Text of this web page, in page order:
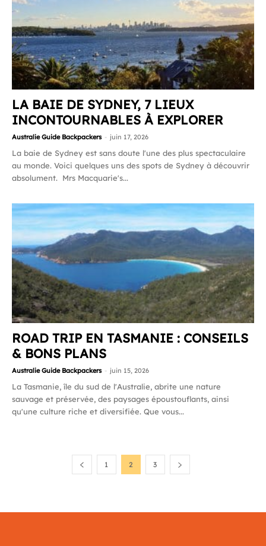
LA BAIE DE SYDNEY, 7 LIEUX
INCONTOURNABLES À EXPLORER
Australie Guide Backpackers - juin 17, 2026
La baie de Sydney est sans doute l'une des plus spectaculaire
au monde. Voici quelques uns des spots de Sydney à découvrir
absolument. Mrs Macquarie's...
ROAD TRIP EN TASMANIE : CONSEILS
& BONS PLANS
Australie Guide Backpackers - juin 15, 2026
La Tasmanie, île du sud de l'Australie, abrite une nature
sauvage et préservée, des paysages époustouflants, ainsi
qu'une culture riche et diversifiée. Que vous...
1 2 3